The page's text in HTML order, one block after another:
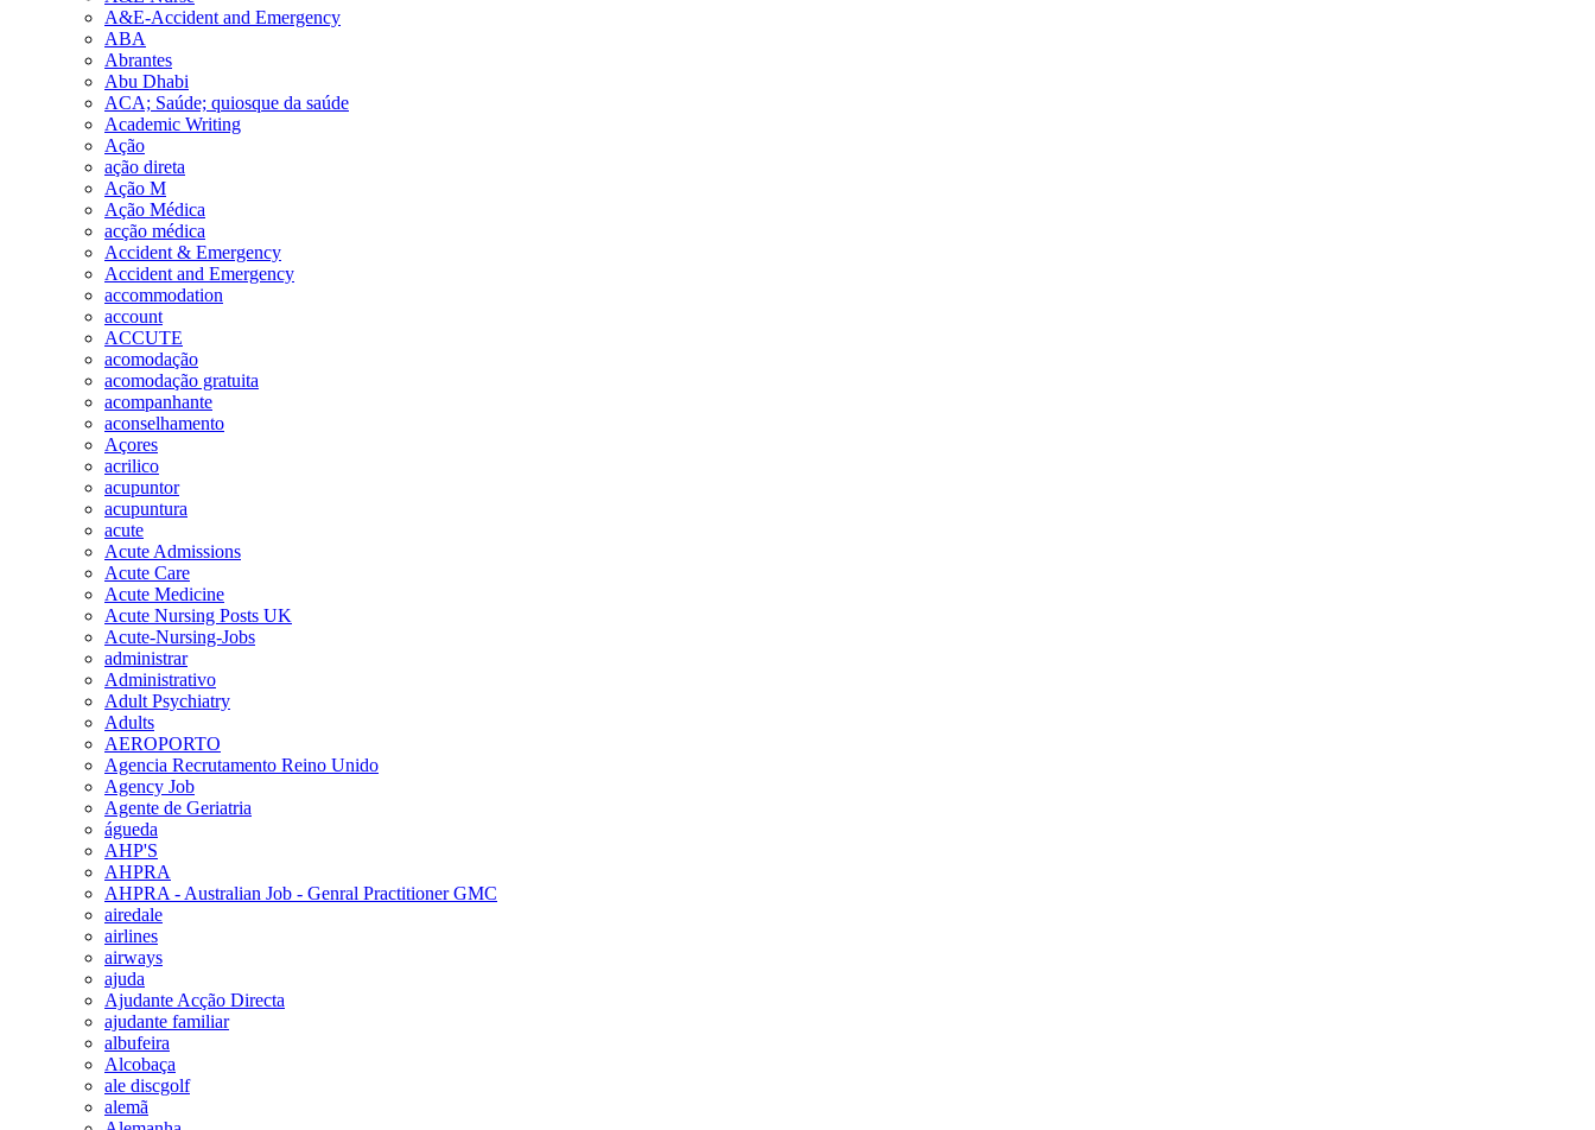
A&E-Accident and Emergency
ABA
Abrantes
Abu Dhabi
ACA; Saúde; quiosque da saúde
Academic Writing
Ação
ação direta
Ação M
Ação Médica
acção médica
Accident & Emergency
Accident and Emergency
accommodation
account
ACCUTE
acomodação
acomodação gratuita
acompanhante
aconselhamento
Açores
acrilico
acupuntor
acupuntura
acute
Acute Admissions
Acute Care
Acute Medicine
Acute Nursing Posts UK
Acute-Nursing-Jobs
administrar
Administrativo
Adult Psychiatry
Adults
AEROPORTO
Agencia Recrutamento Reino Unido
Agency Job
Agente de Geriatria
águeda
AHP'S
AHPRA
AHPRA - Australian Job - Genral Practitioner GMC
airedale
airlines
airways
ajuda
Ajudante Acção Directa
ajudante familiar
albufeira
Alcobaça
ale discgolf
alemã